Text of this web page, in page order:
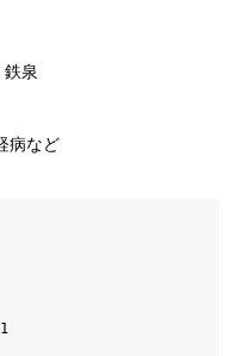
泉
病など